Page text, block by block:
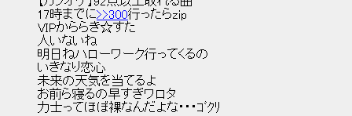
17時までに>>300行ったらzip
VIPかららき☆すた
人いないね
明日ねハローワーク行ってくるの
いきなり恋心
未来の天気を当てるよ
お前ら寝るの早すぎワロタ
力士ってほぼ裸なんだよな・・・ｺﾞｸﾘ